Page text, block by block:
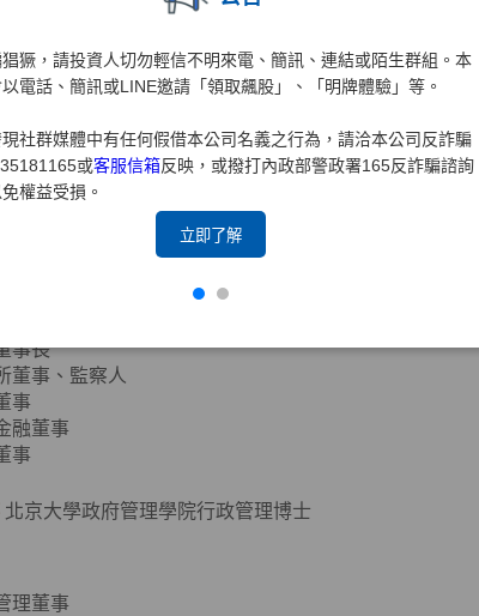
獗，請投資人切勿輕信不明來電、簡訊、連結或陌生群組。本
電話、簡訊或LINE邀請「領取飆股」、「明牌體驗」等。
社群媒體中有任何假借本公司名義之行為，請洽本公司反詐騙
或客服信箱反映，或撥打內政部警政署165反詐騙諮詢
權益受損。
立即了解
事長
業公會第七、八屆理事長
事長
董事、監察人
事
融董事
事
北京大學政府管理學院行政管理博士
理董事